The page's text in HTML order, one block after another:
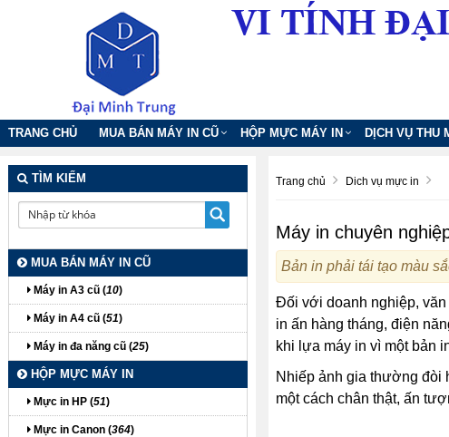
TRANG CHỦ MUA BÁN MÁY IN CŨ HỘP MỰC MÁY IN DỊCH VỤ THU
Trang chủ Dich vụ mực in
Máy in chuyên
Bản in phải tái tạo màu
Đối với doanh nghiệp,
in ấn hàng tháng, điện
khi lựa máy in vì một bản
Nhiếp ảnh gia thường đòi
một cách chân thật, ấn
TÌM KIẾM
MUA BÁN MÁY IN CŨ
Máy in A3 cũ (10)
Máy in A4 cũ (51)
Máy in đa năng cũ (25)
HỘP MỰC MÁY IN
Mực in HP (51)
Mực in Canon (364)